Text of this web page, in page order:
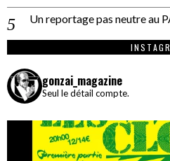
Un reportage pas neutre au
gonzai_magazine
Seul le détail compte.